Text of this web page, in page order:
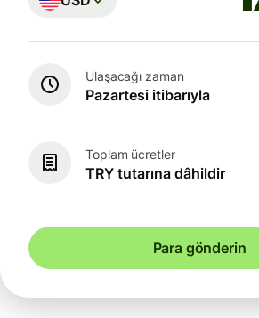
Ulaşacağı zaman
Pazartesi itibarıyla
Toplam ücretler
TRY tutarına dâhildir
Para gönderin